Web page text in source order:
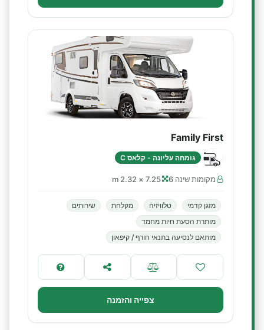
Family First
גומחה עליונה - קלאס C
מקומות שינה 6 7.25 × 2.32 m
מזגן קדמי טלוויזיה מקלחת
שירותים
מותרת הסעת חיות מחמד
מותאם לנסיעה בתנאי חורף / קיפאון
צפייה והזמנה